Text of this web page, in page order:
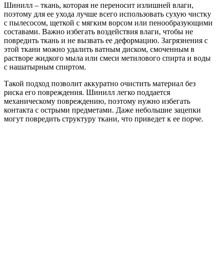
Шинилл – ткань, которая не переносит излишней влаги,
поэтому для ее ухода лучше всего использовать сухую чистку
с пылесосом, щеткой с мягким ворсом или пенообразующими
составами. Важно избегать воздействия влаги, чтобы не
повредить ткань и не вызвать ее деформацию. Загрязнения с
этой ткани можно удалить ватным диском, смоченным в
растворе жидкого мыла или смеси метилового спирта и воды
с нашатырным спиртом.
Такой подход позволит аккуратно очистить материал без
риска его повреждения. Шинилл легко поддается
механическому повреждению, поэтому нужно избегать
контакта с острыми предметами. Даже небольшие зацепки
могут повредить структуру ткани, что приведет к ее порче.